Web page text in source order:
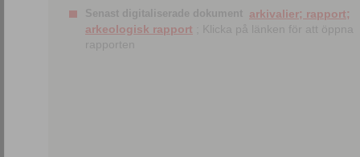
Senast digitaliserade dokument arkivalier; rapport;
arkeologisk rapport ; Klicka på länken för att öppna
rapporten